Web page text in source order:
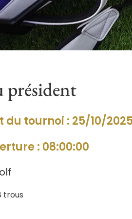
du tournoi : 25/10/
: 08:00:00
trous